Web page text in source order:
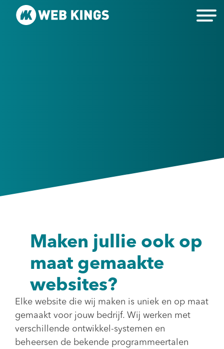
Maken jullie ook op
maat gemaakte
websites?
Elke website die wij maken is uniek en op maat
gemaakt voor jouw bedrijf. Wij werken met
verschillende ontwikkel-systemen en
beheersen de bekende programmeertalen